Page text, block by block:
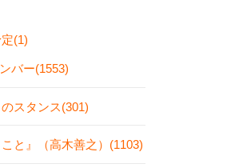
(1)
バー(1553)
のスタンス(301)
こと』（高木善之）(1103)